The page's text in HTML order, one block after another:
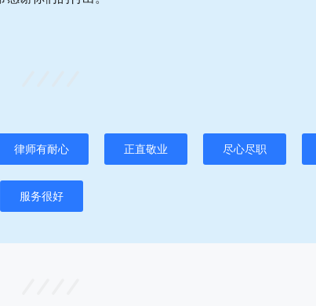
律师有耐心 正直敬业 尽心尽职
服务很好